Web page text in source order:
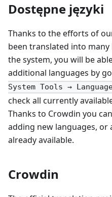
Dostępne języki
Thanks to the efforts of
been translated into
the system, you will be
additional languages by
System Tools →
check all currently
Thanks to Crowdin you
adding new languages,
already available.
Crowdin